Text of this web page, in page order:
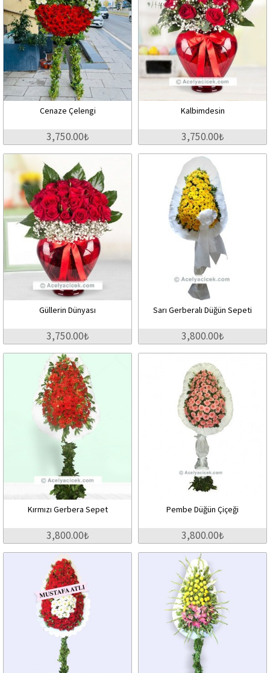
Cenaze Çelengi
3,750.00₺
Kalbimdesin
3,750.00₺
Güllerin Dünyası
3,750.00₺
Sarı Gerberalı Düğün Sepeti
3,800.00₺
Kırmızı Gerbera Sepet
3,800.00₺
Pembe Düğün Çiçeği
3,800.00₺